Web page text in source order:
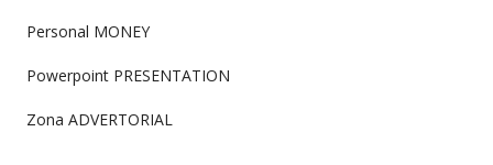
Personal MONEY
Powerpoint PRESENTATION
Zona ADVERTORIAL